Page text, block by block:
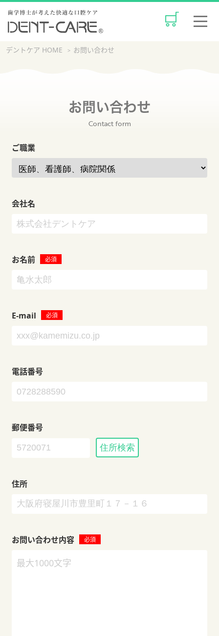
歯学博士が考えた快適な口腔
デントケア HOME お問い合わせ
お問い合わせ
Contact form
ご職業
会社名
お名前
E-mail
電話番号
郵便番号
住所検索
住所
お問い合わせ内容